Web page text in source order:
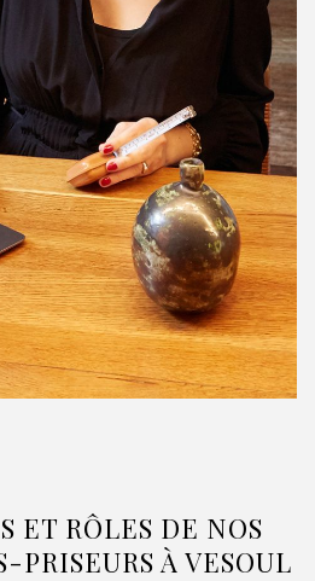
ET RÔLES DE NOS
PRISEURS À VESOUL